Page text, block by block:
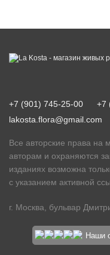
+7 (901) 745-25-00
+7
lakosta.flora@gmail.com
Все авторские права на
авторам и охраняются
изданиях возможна
с указанием активной
г. Москва, бульвар
Наши